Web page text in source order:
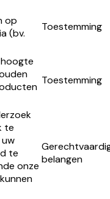
op
(bv.
Toestemming
Toestemming
te
te
onze
belangen